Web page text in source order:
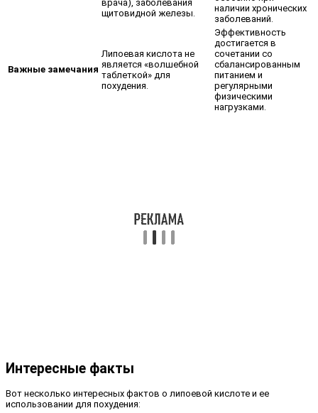
врача), заболевания
щитовидной железы.
наличии хронических
заболеваний.
Важные замечания
Липоевая кислота не
является «волшебной
таблеткой» для
похудения.
Эффективность
достигается в
сочетании со
сбалансированным
питанием и
регулярными
физическими
нагрузками.
Интересные факты
Вот несколько интересных фактов о липоевой кислоте и ее
использовании для похудения: